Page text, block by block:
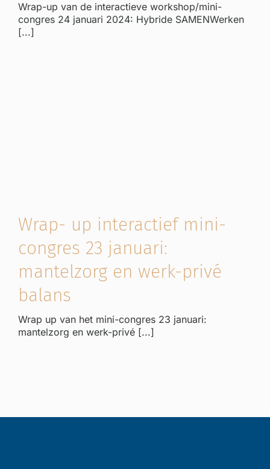
Wrap-up van de interactieve workshop/mini-
congres 24 januari 2024: Hybride SAMENWerken
[...]
Wrap- up interactief mini-
congres 23 januari:
mantelzorg en werk-privé
balans
Wrap up van het mini-congres 23 januari:
mantelzorg en werk-privé [...]